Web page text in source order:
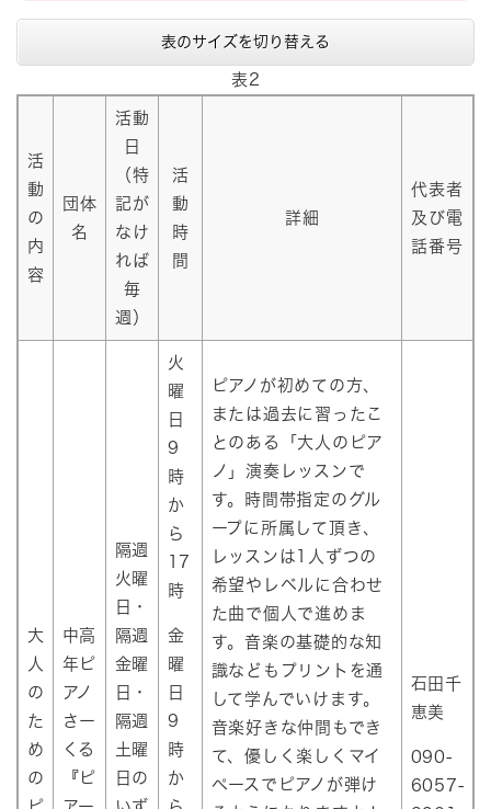
表のサイズを切り替える
表2
活
動
の
内
容
団体
名
活動
日
（特
記が
なけ
れば
毎
週）
活
動
時
間
詳細
代表者
及び電
話番号
大
人
の
た
め
の
中高
年ピ
アノ
さー
くる
『ピ
隔週
火曜
日・
隔週
金曜
日・
隔週
土曜
日の
火
曜
日
9
時
か
ら
17
時
金
曜
日
9
時
か
ピアノが初めての方、
または過去に習ったこ
とのある「大人のピア
ノ」演奏レッスンで
す。時間帯指定のグル
ープに所属して頂き、
レッスンは1人ずつの
希望やレベルに合わせ
た曲で個人で進めま
す。音楽の基礎的な知
識などもプリントを通
して学んでいけます。
音楽好きな仲間もでき
て、優しく楽しくマイ
ペースでピアノが弾け
石田千
恵美
090-
6057-